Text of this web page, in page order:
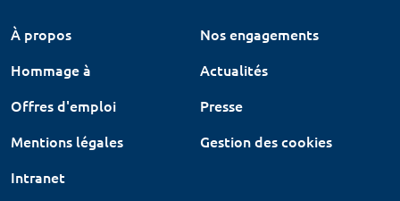
À propos
Nos engagements
Hommage à
Actualités
Offres d'emploi
Presse
Mentions légales
Gestion des cookies
Intranet